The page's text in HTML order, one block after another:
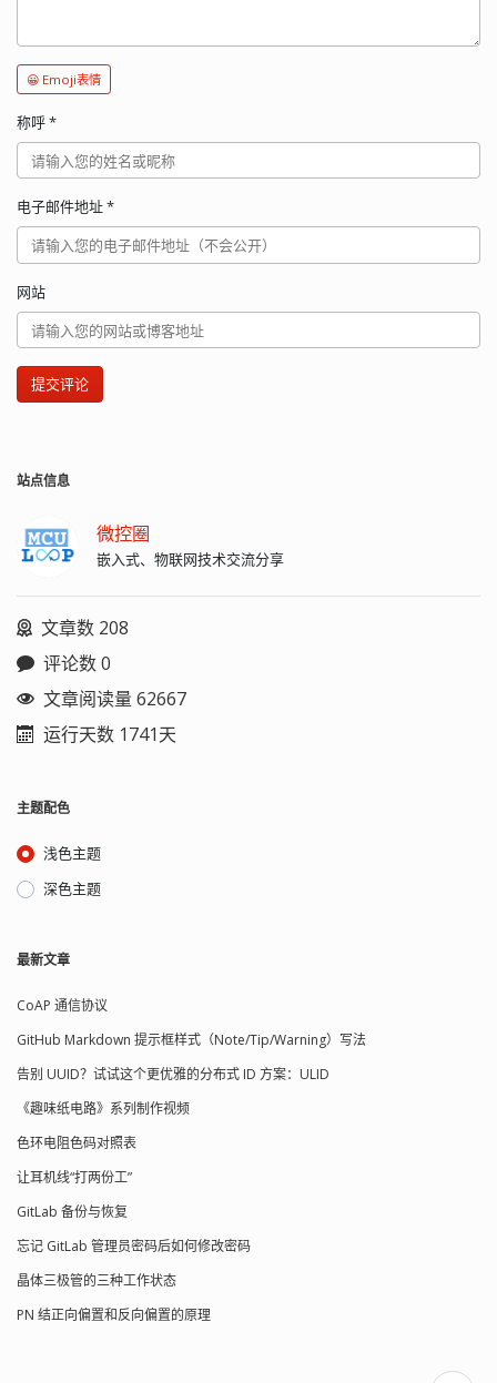
😀 Emoji表情
称呼*
电子邮件地址*
网站
提交评论
站点信息
微控圈
嵌入式、物联网技术交流分享
文章数 208
评论数 0
文章阅读量 62667
运行天数 1741天
主题配色
浅色主题
深色主题
最新文章
CoAP 通信协议
GitHub Markdown 提示框样式（Note/Tip/Warning）写法
告别 UUID？试试这个更优雅的分布式 ID 方案：ULID
《趣味纸电路》系列制作视频
色环电阻色码对照表
让耳机线“打两份工”
GitLab 备份与恢复
忘记 GitLab 管理员密码后如何修改密码
晶体三极管的三种工作状态
PN 结正向偏置和反向偏置的原理